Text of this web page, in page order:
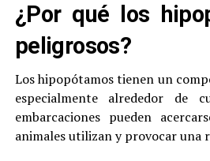
¿Por qué los
peligrosos?
Los hipopótamos tienen un
especialmente alrededor de
embarcaciones pueden
animales utilizan y provocar una